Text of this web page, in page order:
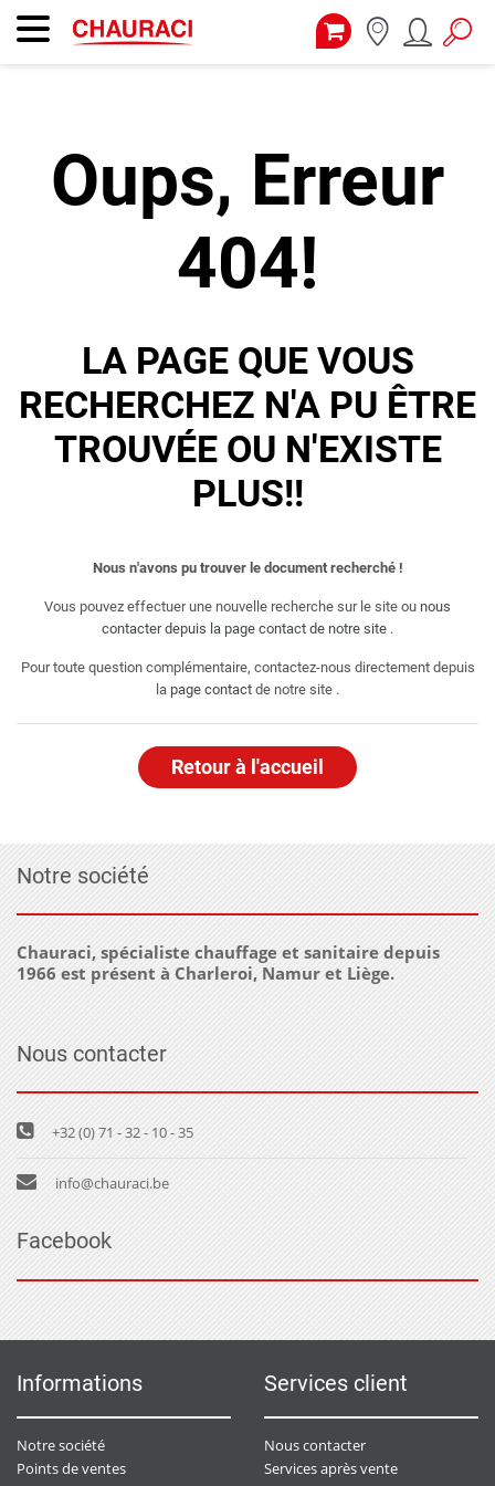
Oups, Erreur
404!
LA PAGE QUE VOUS
RECHERCHEZ N'A PU ÊTRE
TROUVÉE OU N'EXISTE
PLUS!!
Nous n'avons pu trouver le document recherché !
Vous pouvez effectuer une nouvelle recherche sur le site ou nous
contacter depuis la page contact de notre site .
Pour toute question complémentaire, contactez-nous directement depuis
la page contact de notre site .
Retour à l'accueil
Notre société
Chauraci, spécialiste chauffage et sanitaire depuis
1966 est présent à Charleroi, Namur et Liège.
Nous contacter
+32 (0) 71 - 32 - 10 - 35
info@chauraci.be
Facebook
Informations
Notre société
Points de ventes
Services client
Nous contacter
Services après vente